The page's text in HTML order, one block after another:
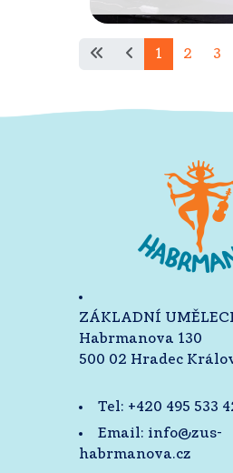
1 2 3
ZÁKLADNÍ
Habrmanova 130
500 02 Hradec
Tel: +420 495 533
Email: info@zus-
habrmanova.cz